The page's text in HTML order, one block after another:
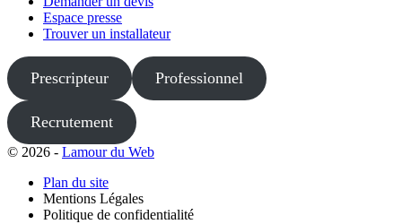
Espace presse
Trouver un installateur
Prescripteur Professionnel
Recrutement
© 2026 - Lamour du Web
Plan du site
Mentions Légales
Politique de confidentialité